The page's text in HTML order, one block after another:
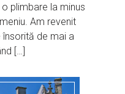
plimbare la minus
Am revenit
de mai a
[…]